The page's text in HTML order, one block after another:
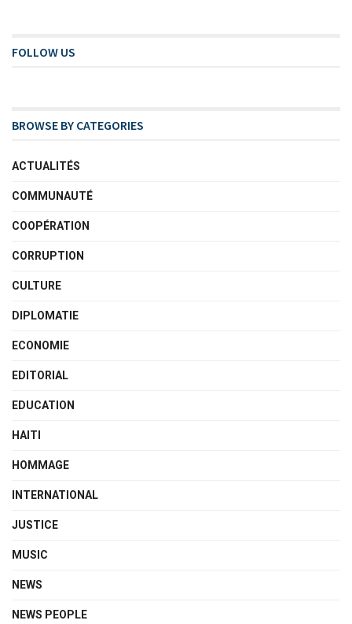
FOLLOW US
BROWSE BY CATEGORIES
ACTUALITÉS
COMMUNAUTÉ
COOPÉRATION
CORRUPTION
CULTURE
DIPLOMATIE
ECONOMIE
EDITORIAL
EDUCATION
HAITI
HOMMAGE
INTERNATIONAL
JUSTICE
MUSIC
NEWS
NEWS PEOPLE